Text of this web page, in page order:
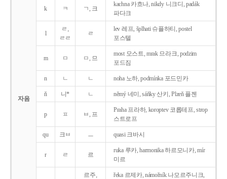
자음
k ㅋ ㄱ, 크
kachna 카흐나, nikdy 니크디, padák
파다크
l
ㄹ,
ㄹㄹ
ㄹ
lev 레프, šplhati 슈플하티, postel
포스텔
m ㅁ ㅁ, 므
most 모스트, mrak 므라크, podzim
포드짐
n ㄴ ㄴ noha 노하, podmínka 포드민카
ň 니* ㄴ němý 네미, sáňky 산키, Plzeň 플젠
p ㅍ ㅂ, 프
Praha 프라하, koroptev 코롭테프, strop
스트로프
qu 크ㅂ ㅡ quasi 크바시
r ㄹ 르
ruka 루카, harmonika 하르모니카, mír
미르
르주,
řeka 르제카, námořník 나모르주니크,